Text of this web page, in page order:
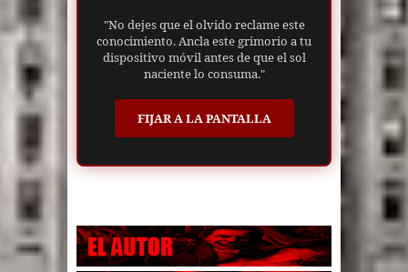
"No dejes que el olvido reclame este
conocimiento. Ancla este grimorio a tu
dispositivo móvil antes de que el sol
naciente lo consuma."
FIJAR A LA PANTALLA